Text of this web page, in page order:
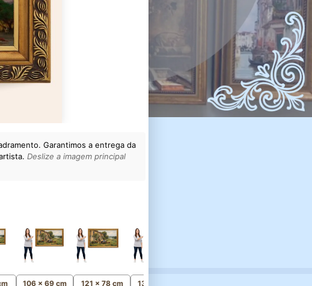
Garantimos a entrega da
Deslize a imagem principal
106 x 69 cm 121 x 78 cm 136 x 87 cm